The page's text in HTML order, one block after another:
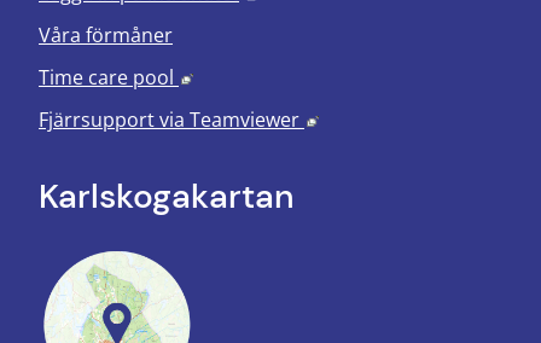
Våra förmåner
Time care pool
Länk till annan webbplats, öppnas i
Fjärrsupport via Teamviewer Länk till annan
Karlskoga­kartan